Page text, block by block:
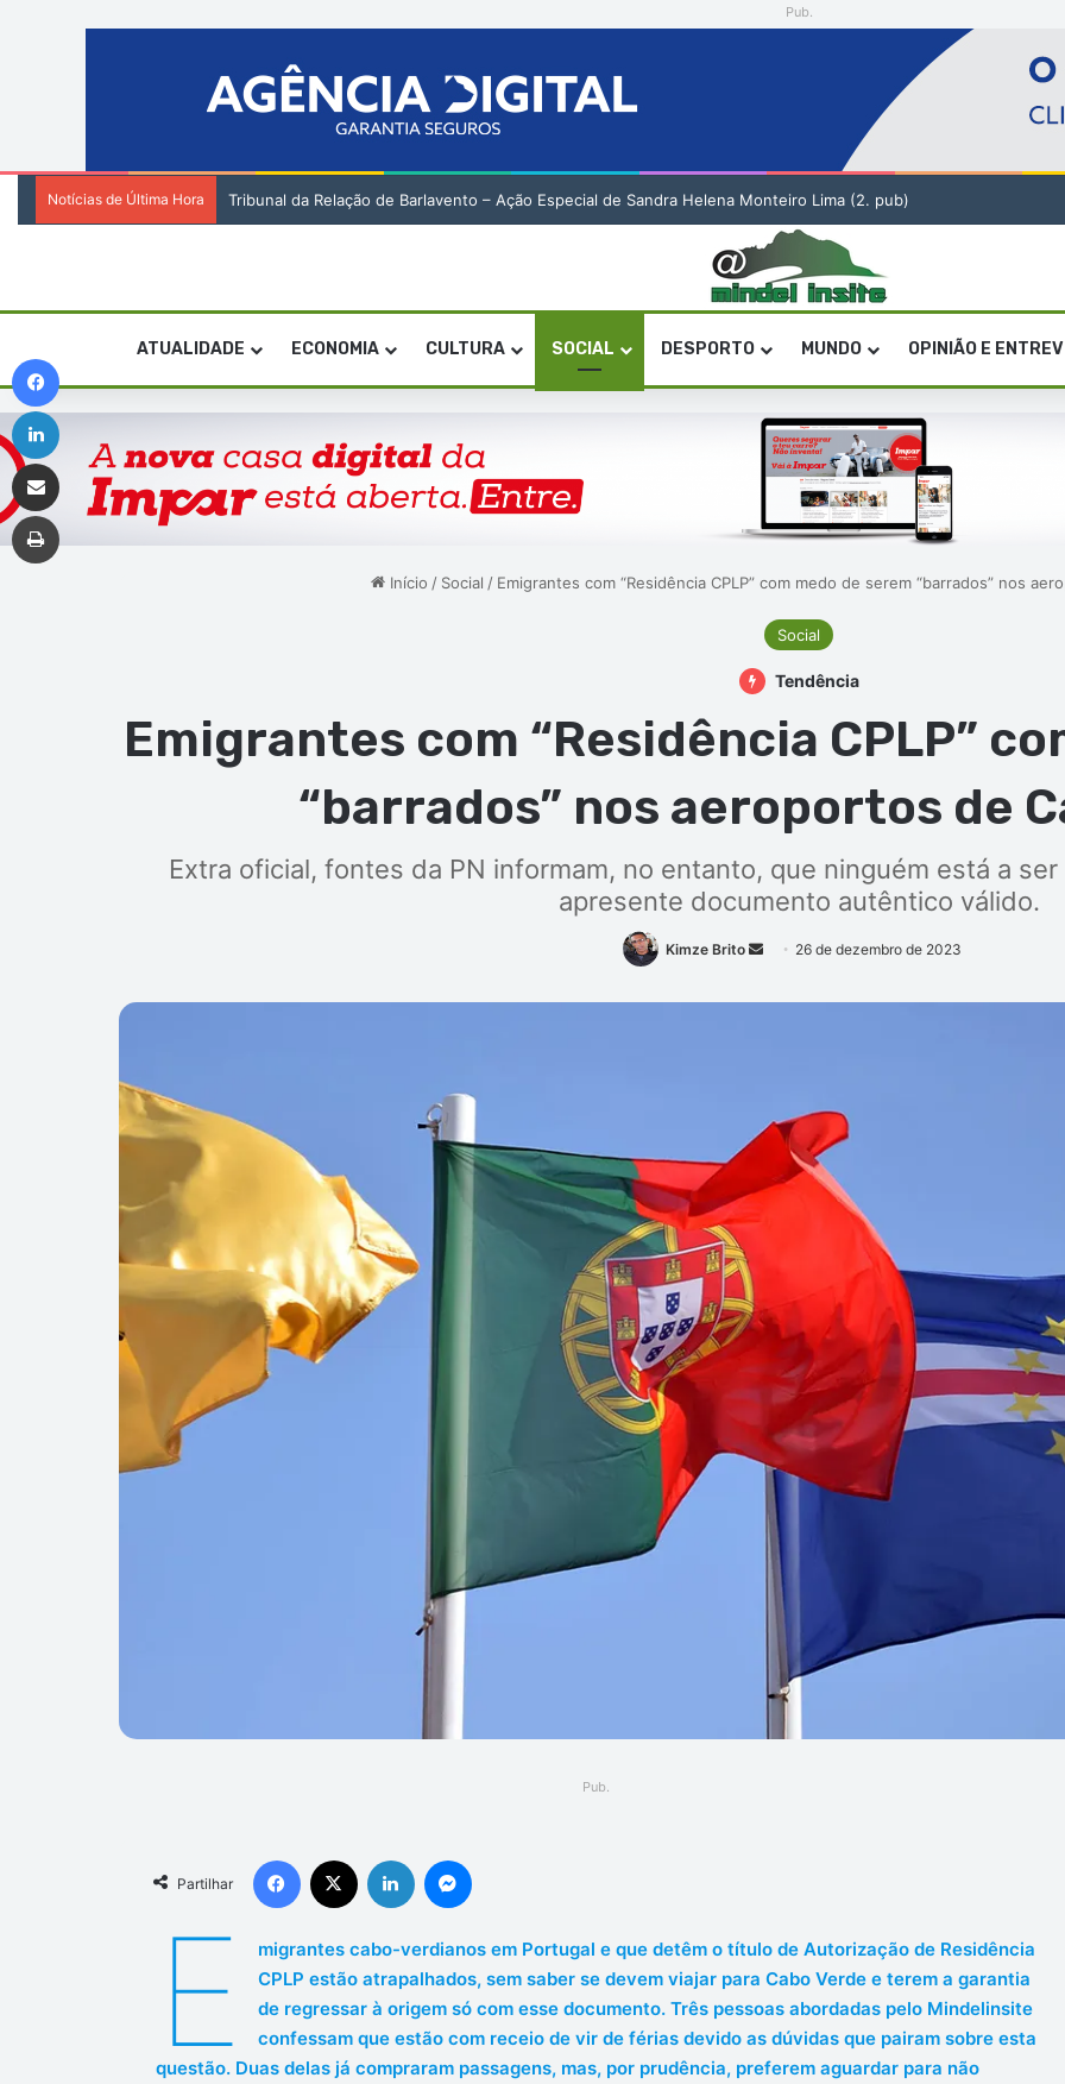
Pub.
Notícias de Última Hora Tribunal da Relação de Barlavento – Ação Especial de Sandra Helena Monteiro Lima (2. pub)
ATUALIDADE ECONOMIA CULTURA SOCIAL DESPORTO MUNDO OPINIÃO E
Início / Social / Emigrantes com “Residência CPLP” com medo de serem “barrados” nos
Social
Tendência
Emigrantes com “Residência CPLP”
“barrados” nos aeroportos de
Extra oficial, fontes da PN informam, no entanto, que ninguém está a
apresente documento autêntico válido.
Kimze Brito
Mande
e-
26 de dezembro de 2023
Pub.
Partilhar
Facebook Linkedin
E
migrantes cabo-verdianos em Portugal e que detêm o título de Autorização de Residência
CPLP estão atrapalhados, sem saber se devem viajar para Cabo Verde e terem a garantia
de regressar à origem só com esse documento. Três pessoas abordadas pelo Mindelinsite
confessam que estão com receio de vir de férias devido as dúvidas que pairam sobre esta
questão. Duas delas já compraram passagens, mas, por prudência, preferem aguardar para não
Linkedin
Imprimir